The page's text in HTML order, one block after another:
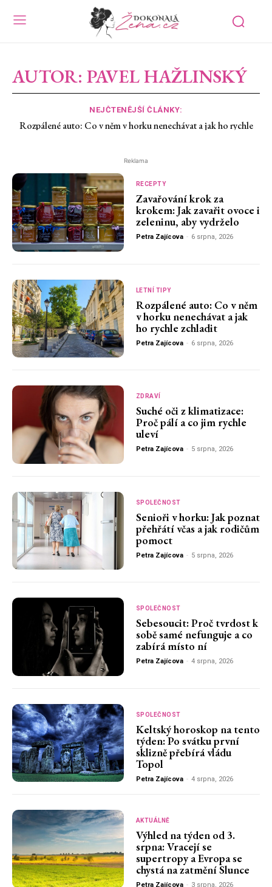
AUTOR: PAVEL HAŽLINSKÝ
NEJČTENĚJŠÍ ČLÁNKY:
Rozpálené auto: Co v něm v horku nenechávat a jak ho rychle
Reklama
RECEPTY
Zavařování krok za
krokem: Jak zavařit ovoce i
zeleninu, aby vydrželo
Petra Zajícova - 6 srpna, 2026
LETNÍ TIPY
Rozpálené auto: Co v něm
v horku nenechávat a jak
ho rychle zchladit
Petra Zajícova - 6 srpna, 2026
ZDRAVÍ
Suché oči z klimatizace:
Proč pálí a co jim rychle
uleví
Petra Zajícova - 5 srpna, 2026
SPOLEČNOST
Senioři v horku: Jak poznat
přehřátí včas a jak rodičům
pomoct
Petra Zajícova - 5 srpna, 2026
SPOLEČNOST
Sebesoucit: Proč tvrdost k
sobě samé nefunguje a co
zabírá místo ní
Petra Zajícova - 4 srpna, 2026
SPOLEČNOST
Keltský horoskop na tento
týden: Po svátku první
sklizně přebírá vládu
Topol
Petra Zajícova - 4 srpna, 2026
AKTUÁLNĚ
Výhled na týden od 3.
srpna: Vracejí se
supertropy a Evropa se
chystá na zatmění Slunce
Petra Zajícova - 3 srpna, 2026